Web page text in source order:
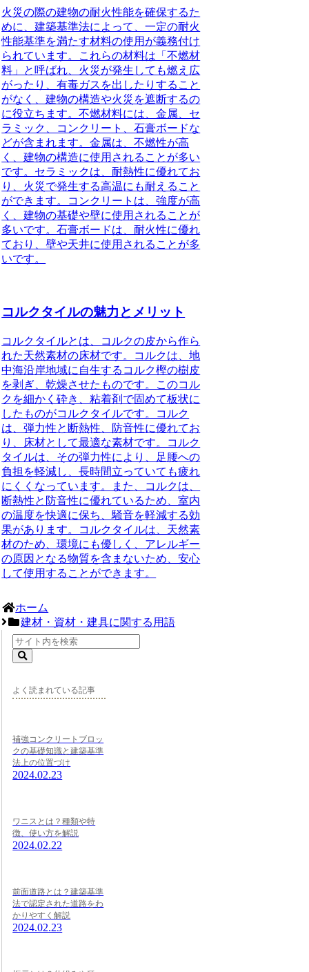
火災の際の建物の耐火性能を確保するた
めに、建築基準法によって、一定の耐火
性能基準を満たす材料の使用が義務付け
られています。これらの材料は「不燃材
料」と呼ばれ、火災が発生しても燃え広
がったり、有毒ガスを出したりすること
がなく、建物の構造や火災を遮断するの
に役立ちます。不燃材料には、金属、セ
ラミック、コンクリート、石膏ボードな
どが含まれます。金属は、不燃性が高
く、建物の構造に使用されることが多い
です。セラミックは、耐熱性に優れてお
り、火災で発生する高温にも耐えること
ができます。コンクリートは、強度が高
く、建物の基礎や壁に使用されることが
多いです。石膏ボードは、耐火性に優れ
ており、壁や天井に使用されることが多
いです。
コルクタイルの魅力とメリット
コルクタイルとは、コルクの皮から作ら
れた天然素材の床材です。コルクは、地
中海沿岸地域に自生するコルク樫の樹皮
を剥ぎ、乾燥させたものです。このコル
クを細かく砕き、粘着剤で固めて板状に
したものがコルクタイルです。コルク
は、弾力性と断熱性、防音性に優れてお
り、床材として最適な素材です。コルク
タイルは、その弾力性により、足腰への
負担を軽減し、長時間立っていても疲れ
にくくなっています。また、コルクは、
断熱性と防音性に優れているため、室内
の温度を快適に保ち、騒音を軽減する効
果があります。コルクタイルは、天然素
材のため、環境にも優しく、アレルギー
の原因となる物質を含まないため、安心
して使用することができます。
ホーム
建材・資材・建具に関する用語
よく読まれている記事
補強コンクリートブロッ
クの基礎知識と建築基準
法上の位置づけ
2024.02.23
ワニスとは？種類や特
徴、使い方を解説
2024.02.22
前面道路とは？建築基準
法で認定された道路をわ
かりやすく解説
2024.02.23